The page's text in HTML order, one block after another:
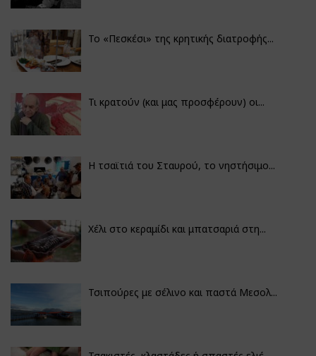
Το «Πεσκέσι» της κρητικής διατροφής...
Τι κρατούν (και μας προσφέρουν) οι...
Η τσαϊτιά του Σταυρού, το νηστήσιμο...
Χέλι στο κεραμίδι και μπατσαριά στη...
Τσιπούρες με σέλινο και παστά Μεσολ...